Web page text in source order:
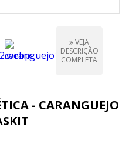
VEJA
DESCRIÇÃO
COMPLETA
- CARANGUEJO